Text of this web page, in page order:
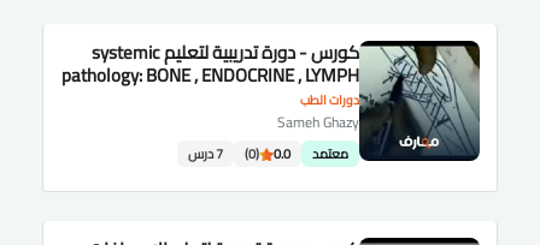
دورات الطب
كورس - دورة تدريبية لتعليم systemic
pathology: BONE , ENDOCRINE , LYMPH
,BLOOD and CNS.
Sameh Ghazy
معتمد 0.0
(0) 7 درس